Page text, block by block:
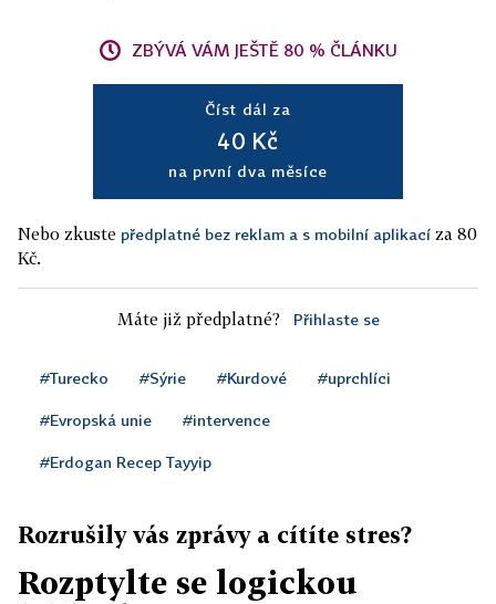
ZBÝVÁ VÁM JEŠTĚ 80 % ČLÁNKU
Číst dál za
40 Kč
na první dva měsíce
Nebo zkuste předplatné bez reklam a s mobilní aplikací za 80
Kč.
Máte již předplatné? Přihlaste se
#Turecko #Sýrie #Kurdové #uprchlíci
#Evropská unie #intervence
#Erdogan Recep Tayyip
Rozrušily vás zprávy a cítíte stres?
Rozptylte se logickou